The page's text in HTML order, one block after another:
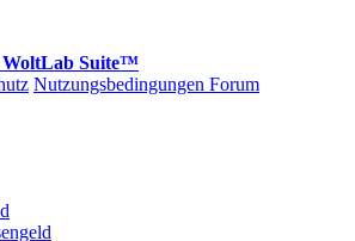
WoltLab Suite™
Nutzungsbedingungen Forum